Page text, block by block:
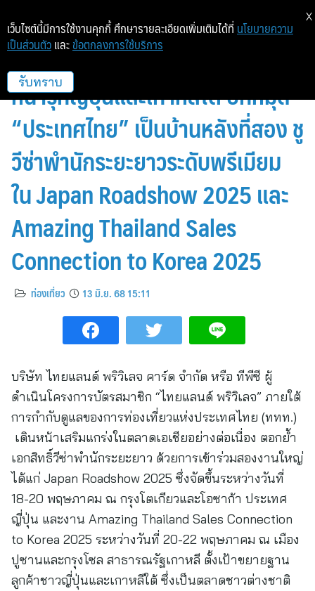
Thailand Privilege Card เดิน
หน้ารุกญี่ปุ่นและเกาหลีใต้ ปักหมุด
“ประเทศไทย” เป็นบ้านหลังที่สอง ชู
วีซ่าพำนักระยะยาวระดับพรีเมียม
ใน Japan Roadshow 2025 และ
Amazing Thailand Sales
Connection to Korea 2025
ท่องเที่ยว 13 มิ.ย. 68 15:11
บริษัท ไทยแลนด์ พริวิเลจ คาร์ด จำกัด หรือ ทีพีซี ผู้
ดำเนินโครงการบัตรสมาชิก “ไทยแลนด์ พริวิเลจ” ภายใต้
การกำกับดูแลของการท่องเที่ยวแห่งประเทศไทย (ททท.)
เดินหน้าเสริมแกร่งในตลาดเอเชียอย่างต่อเนื่อง ตอกย้ำ
เอกสิทธิ์วีซ่าพำนักระยะยาว ด้วยการเข้าร่วมสองงานใหญ่
ได้แก่ Japan Roadshow 2025 ซึ่งจัดขึ้นระหว่างวันที่
18-20 พฤษภาคม ณ กรุงโตเกียวและโอซาก้า ประเทศ
ญี่ปุ่น และงาน Amazing Thailand Sales Connection
to Korea 2025 ระหว่างวันที่ 20-22 พฤษภาคม ณ เมือง
ปูซานและกรุงโซล สาธารณรัฐเกาหลี ตั้งเป้าขยายฐาน
ลูกค้าชาวญี่ปุ่นและเกาหลีใต้ ซึ่งเป็นตลาดชาวต่างชาติ
เว็บไซต์นี้มีการใช้งานคุกกี้ ศึกษารายละเอียดเพิ่มเติมได้ที่ นโยบายความ
เป็นส่วนตัว และ ข้อตกลงการใช้บริการ
รับทราบ
X